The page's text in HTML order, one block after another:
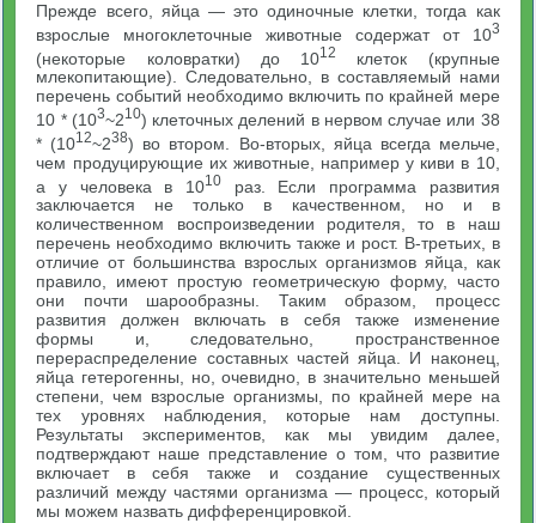
Прежде всего, яйца — это одиночные клетки, тогда как
взрослые многоклеточные животные содержат от 103
(некоторые коловратки) до 1012
клеток (крупные
млекопитающие). Следовательно, в составляемый нами
перечень событий необходимо включить по крайней мере
10 * (103~210) клеточных делений в нервом случае или 38
* (1012~238) во втором. Во-вторых, яйца всегда мельче,
чем продуцирующие их животные, например у киви в 10,
а у человека в 1010
раз. Если программа развития
заключается не только в качественном, но и в
количественном воспроизведении родителя, то в наш
перечень необходимо включить также и рост. В-третьих, в
отличие от большинства взрослых организмов яйца, как
правило, имеют простую геометрическую форму, часто
они почти шарообразны. Таким образом, процесс
развития должен включать в себя также изменение
формы и, следовательно, пространственное
перераспределение составных частей яйца. И наконец,
яйца гетерогенны, но, очевидно, в значительно меньшей
степени, чем взрослые организмы, по крайней мере на
тех уровнях наблюдения, которые нам доступны.
Результаты экспериментов, как мы увидим далее,
подтверждают наше представление о том, что развитие
включает в себя также и создание существенных
различий между частями организма — процесс, который
мы можем назвать дифференцировкой.